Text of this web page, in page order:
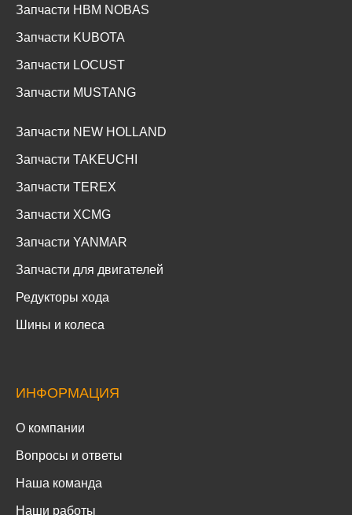
Запчасти HBM NOBAS
Запчасти KUBOTA
Запчасти LOCUST
Запчасти MUSTANG
Запчасти NEW HOLLAND
Запчасти TAKEUCHI
Запчасти TEREX
Запчасти XCMG
Запчасти YANMAR
Запчасти для двигателей
Редукторы хода
Шины и колеса
ИНФОРМАЦИЯ
О компании
Вопросы и ответы
Наша команда
Наши работы